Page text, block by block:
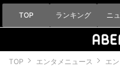
TOP ランキング ニ
TOP エンタメニュース エ